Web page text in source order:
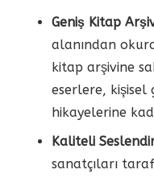
Geniş Kitap
alanından
kitap arşivine
eserlere, kişisel
hikayelerine
Kaliteli
sanatçıları